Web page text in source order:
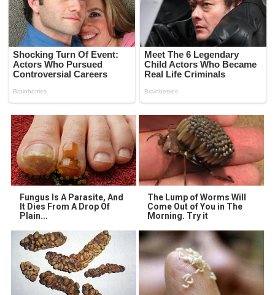
Fungus Is A Parasite, And
It Dies From A Drop Of
Plain...
The Lump of Worms Will
Come Out of You in The
Morning. Try it